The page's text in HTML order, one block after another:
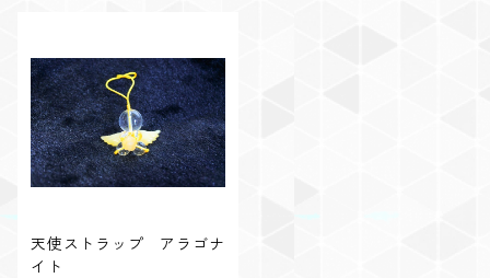
天使ストラップ アラゴナ
イト